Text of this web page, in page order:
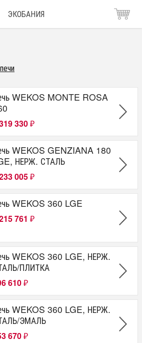
ЭКОБАНИЯ
WEKOS MONTE ROSA
330 ₽
WEKOS GENZIANA 180
НЕРЖ. СТАЛЬ
005 ₽
WEKOS 360 LGE
761 ₽
WEKOS 360 LGE, НЕРЖ.
ПЛИТКА
610 ₽
WEKOS 360 LGE, НЕРЖ.
ЭМАЛЬ
670 ₽